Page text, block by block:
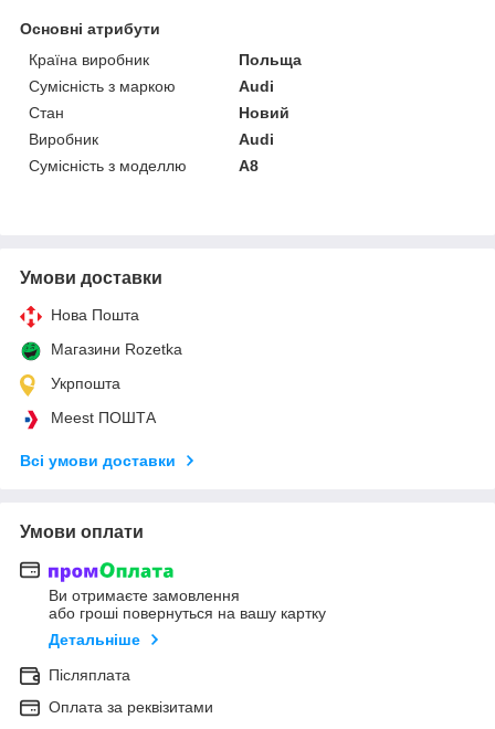
Основні атрибути
Країна виробник
Польща
Сумісність з маркою
Audi
Стан
Новий
Виробник
Audi
Сумісність з моделлю
A8
Умови доставки
Нова Пошта
Магазини Rozetka
Укрпошта
Meest ПОШТА
Всі умови доставки
Умови оплати
Ви отримаєте замовлення
або гроші повернуться на вашу картку
Детальніше
Післяплата
Оплата за реквізитами